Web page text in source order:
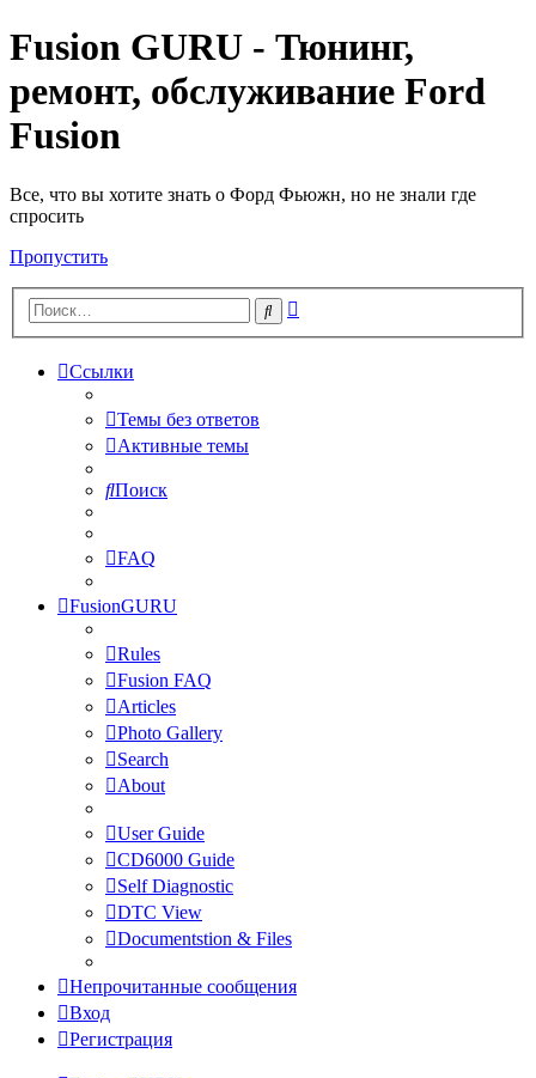
Fusion GURU - Тюнинг,
ремонт, обслуживание Ford
Fusion
Все, что вы хотите знать о Форд Фьюжн, но не знали где
спросить
Пропустить
Поиск
Ссылки
Темы без ответов
Активные темы
Поиск
FAQ
FusionGURU
Rules
Fusion FAQ
Articles
Photo Gallery
Search
About
User Guide
CD6000 Guide
Self Diagnostic
DTC View
Documentstion & Files
Непрочитанные сообщения
Вход
Регистрация